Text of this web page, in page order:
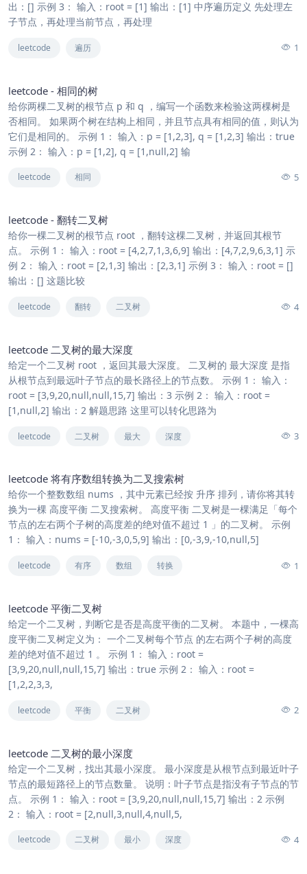
出：[] 示例 3： 输入：root = [1] 输出：[1] 中序遍历定义 先处理左
子节点，再处理当前节点，再处理
leetcode 遍历 1
leetcode - 相同的树
给你两棵二叉树的根节点 p 和 q ，编写一个函数来检验这两棵树是
否相同。 如果两个树在结构上相同，并且节点具有相同的值，则认为
它们是相同的。 示例 1： 输入：p = [1,2,3], q = [1,2,3] 输出：true
示例 2： 输入：p = [1,2], q = [1,null,2] 输
leetcode 相同 5
leetcode - 翻转二叉树
给你一棵二叉树的根节点 root ，翻转这棵二叉树，并返回其根节
点。 示例 1： 输入：root = [4,2,7,1,3,6,9] 输出：[4,7,2,9,6,3,1] 示
例 2： 输入：root = [2,1,3] 输出：[2,3,1] 示例 3： 输入：root = []
输出：[] 这题比较
leetcode 翻转 二叉树 4
leetcode 二叉树的最大深度
给定一个二叉树 root ，返回其最大深度。 二叉树的 最大深度 是指
从根节点到最远叶子节点的最长路径上的节点数。 示例 1： 输入：
root = [3,9,20,null,null,15,7] 输出：3 示例 2： 输入：root =
[1,null,2] 输出：2 解题思路 这里可以转化思路为
leetcode 二叉树 最大 深度 3
leetcode 将有序数组转换为二叉搜索树
给你一个整数数组 nums ，其中元素已经按 升序 排列，请你将其转
换为一棵 高度平衡 二叉搜索树。 高度平衡 二叉树是一棵满足「每个
节点的左右两个子树的高度差的绝对值不超过 1 」的二叉树。 示例
1： 输入：nums = [-10,-3,0,5,9] 输出：[0,-3,9,-10,null,5]
leetcode 有序 数组 转换 1
leetcode 平衡二叉树
给定一个二叉树，判断它是否是高度平衡的二叉树。 本题中，一棵高
度平衡二叉树定义为： 一个二叉树每个节点 的左右两个子树的高度
差的绝对值不超过 1 。 示例 1： 输入：root =
[3,9,20,null,null,15,7] 输出：true 示例 2： 输入：root =
[1,2,2,3,3,
leetcode 平衡 二叉树 2
leetcode 二叉树的最小深度
给定一个二叉树，找出其最小深度。 最小深度是从根节点到最近叶子
节点的最短路径上的节点数量。 说明：叶子节点是指没有子节点的节
点。 示例 1： 输入：root = [3,9,20,null,null,15,7] 输出：2 示例
2： 输入：root = [2,null,3,null,4,null,5,
leetcode 二叉树 最小 深度 4